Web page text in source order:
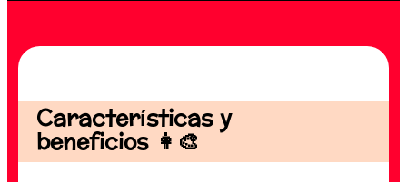
Características y
beneficios 👩‍🎨